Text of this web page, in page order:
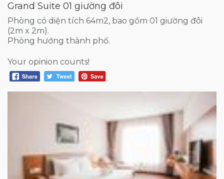
Grand Suite 01 giường đôi
Phòng có diện tích 64m2, bao gồm 01 giường đôi
(2m x 2m).
Phòng hướng thành phố.
Your opinion counts!